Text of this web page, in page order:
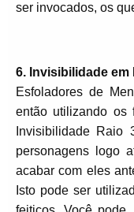
ser invocados, os
6. Invisibilidade em
Esfoladores de
então utilizando os
Invisibilidade Raio
personagens logo
acabar com eles
Isto pode ser